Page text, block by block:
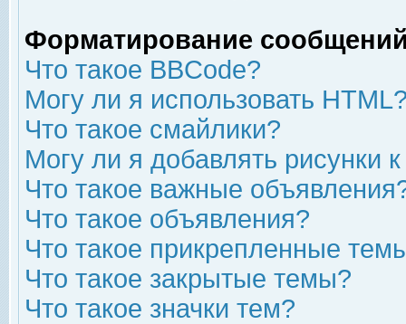
Форматирование
Что такое BBCode?
Могу ли я использовать
Что такое смайлики?
Могу ли я добавлять рисунки
Что такое важные
Что такое объявления?
Что такое прикрепленные
Что такое закрытые темы?
Что такое значки тем?